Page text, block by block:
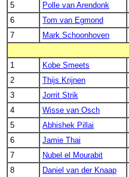
5
Polle van Arendonk
6
Tom van Egmond
7
Mark Schoonhoven
1
Kobe Smeets
2
Thijs Krijnen
3
Jorrit Strik
4
Wisse van Osch
5
Abhishek Pillai
6
Jamie Thai
7
Nubel el Mourabit
8
Daniel van der Knaap